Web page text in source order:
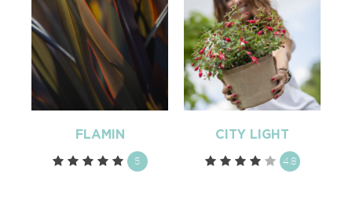
FLAMIN
5
CITY LIGHT
4.8